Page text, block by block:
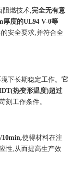
阻燃技术,完全无有意
厚度的UL94 V-0等
安全要求,并符合全
下长期稳定工作。它
热变形温度)超过
刻工作条件。
10min,使得材料在注
性,从而提高生产效